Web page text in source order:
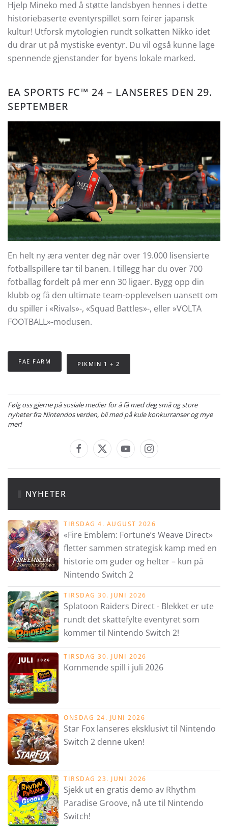
Hjelp Mineko med å støtte landsbyen hennes i dette
historiebaserte eventyrspillet som feirer japansk
kultur! Utforsk mytologien rundt solkatten Nikko idet
du drar ut på mystiske eventyr. Du vil også kunne lage
spennende gjenstander for byens lokale marked.
EA SPORTS FC™ 24 – LANSERES DEN 29.
SEPTEMBER
En helt ny æra venter deg når over 19.000 lisensierte
fotballspillere tar til banen. I tillegg har du over 700
fotballag fordelt på mer enn 30 ligaer. Bygg opp din
klubb og få den ultimate team-opplevelsen uansett om
du spiller i «Rivals»-, «Squad Battles»-, eller »VOLTA
FOOTBALL»-modusen.
FAE FARM PIKMIN 1 + 2
Følg oss gjerne på sosiale medier for å få med deg små og store
nyheter fra Nintendos verden, bli med på kule konkurranser og mye
mer!
NYHETER
TIRSDAG 4. AUGUST 2026
«Fire Emblem: Fortune’s Weave Direct»
fletter sammen strategisk kamp med en
historie om guder og helter – kun på
Nintendo Switch 2
TIRSDAG 30. JUNI 2026
Splatoon Raiders Direct - Blekket er ute
rundt det skattefylte eventyret som
kommer til Nintendo Switch 2!
TIRSDAG 30. JUNI 2026
Kommende spill i juli 2026
ONSDAG 24. JUNI 2026
Star Fox lanseres eksklusivt til Nintendo
Switch 2 denne uken!
TIRSDAG 23. JUNI 2026
Sjekk ut en gratis demo av Rhythm
Paradise Groove, nå ute til Nintendo
Switch!